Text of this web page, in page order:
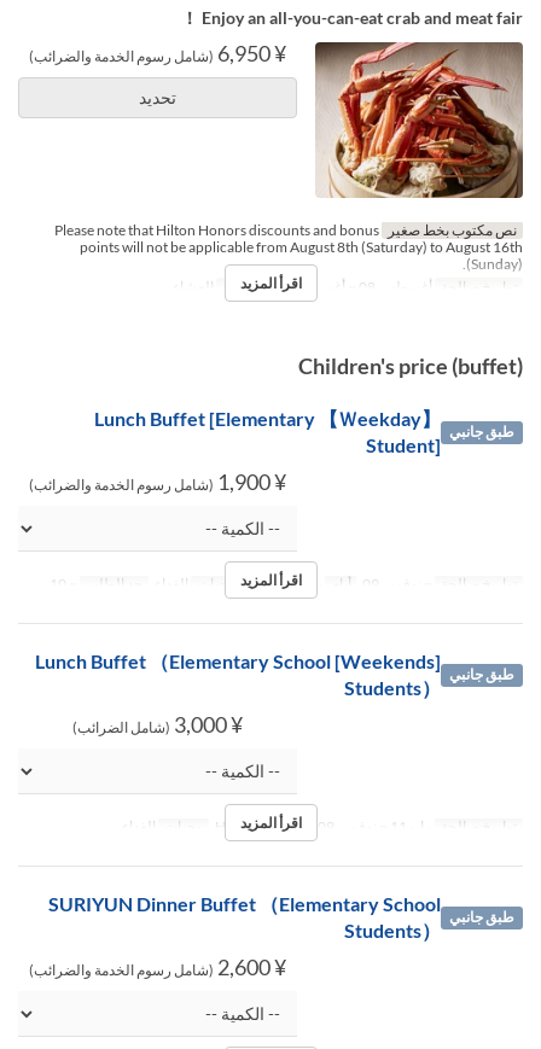
Enjoy an all-you-can-eat crab and meat fair ！
¥ 6,950 (شامل رسوم الخدمة والضرائب)
تحديد
نص مكتوب بخط صغير
Please note that Hilton Honors discounts and bonus
points will not be applicable from August 8th (Saturday) to August 16th
(Sunday).
تواريخ صالحة
أغسطس 08 ~ أغسطس 16 وجبات العشاء اقرأ المزيد
Children's price (buffet)
طبق جانبي
【Ｗeekday】 Lunch Buffet [Elementary
Student]
¥ 1,900 (شامل رسوم الخدمة والضرائب)
تواريخ صالحة أيام ن, ث, ر, خ, ج وجبات الغداء حد الطلب اقرأ المزيد
طبق جانبي
[Weekends] Lunch Buffet （Elementary School
Students）
¥ 3,000 (شامل الضرائب)
تواريخ صالحة مايو 11 ~ نوفمبر 09 أيام س, ح, Hol وجبات الغداء اقرأ المزيد
طبق جانبي
SURIYUN Dinner Buffet （Elementary School
Students）
¥ 2,600 (شامل رسوم الخدمة والضرائب)